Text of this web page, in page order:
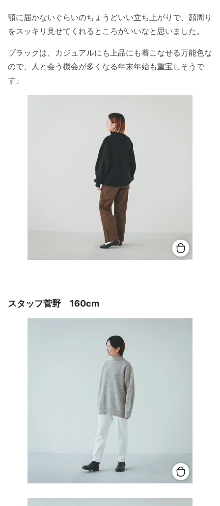
顎に届かないぐらいのちょうどいい立ち上がりで、顔周り
をスッキリ見せてくれるところがいいなと思いました。
ブラックは、カジュアルにも上品にも着こなせる万能色な
ので、人と会う機会が多くなる年末年始も重宝しそうで
す」
スタッフ菅野 160cm